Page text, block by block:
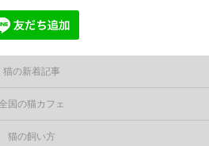
猫の新着記事
国の猫カフェ
猫の飼い方